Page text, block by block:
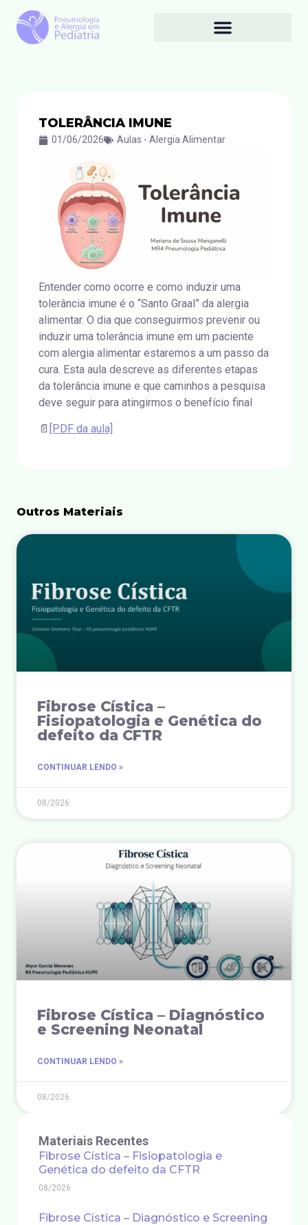
TOLERÂNCIA IMUNE
01/06/2026 Aulas - Alergia Alimentar
Entender como ocorre e como induzir uma
tolerância imune é o “Santo Graal” da alergia
alimentar. O dia que conseguirmos prevenir ou
induzir uma tolerância imune em um paciente
com alergia alimentar estaremos a um passo da
cura. Esta aula descreve as diferentes etapas
da tolerância imune e que caminhos a pesquisa
deve seguir para atingirmos o benefício final
📄 [PDF da aula]
Outros Materiais
Fibrose Cística –
Fisiopatologia e Genética do
defeito da CFTR
CONTINUAR LENDO »
08/2026
Fibrose Cística – Diagnóstico
e Screening Neonatal
CONTINUAR LENDO »
08/2026
Materiais Recentes
Fibrose Cística – Fisiopatologia e
Genética do defeito da CFTR
08/2026
Fibrose Cística – Diagnóstico e Screening